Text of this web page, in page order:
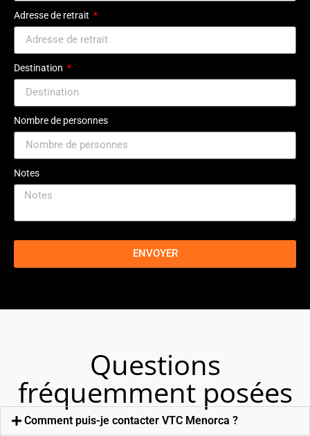
Adresse de retrait
Destination
Nombre de personnes
Notes
ENVOYER
Questions
fréquemment posées
Comment puis-je contacter VTC Menorca ?